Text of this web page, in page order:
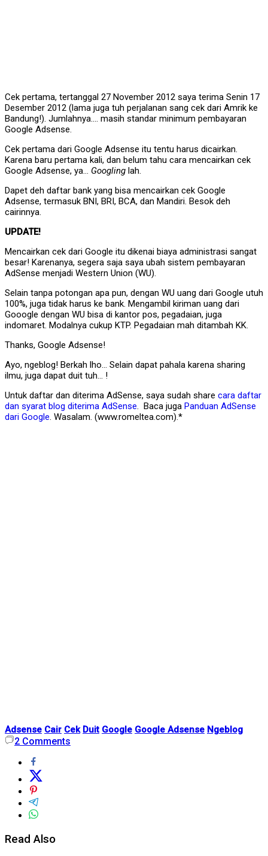
Cek pertama, tertanggal 27 November 2012 saya terima Senin 17
Desember 2012 (lama juga tuh perjalanan sang cek dari Amrik ke
Bandung!). Jumlahnya…. masih standar minimum pembayaran
Google Adsense.
Cek pertama dari Google Adsense itu tentu harus dicairkan.
Karena baru pertama kali, dan belum tahu cara mencairkan cek
Google Adsense, ya… Googling lah.
Dapet deh daftar bank yang bisa mencairkan cek Google
Adsense, termasuk BNI, BRI, BCA, dan Mandiri. Besok deh
cairinnya.
UPDATE!
Mencairkan cek dari Google itu dikenai biaya administrasi sangat
besar! Karenanya, segera saja saya ubah sistem pembayaran
AdSense menjadi Western Union (WU).
Selain tanpa potongan apa pun, dengan WU uang dari Google utuh
100%, juga tidak harus ke bank. Mengambil kiriman uang dari
Gooogle dengan WU bisa di kantor pos, pegadaian, juga
indomaret. Modalnya cukup KTP. Pegadaian mah ditambah KK.
Thanks, Google Adsense!
Ayo, ngeblog! Berkah lho… Selain dapat pahala karena sharing
ilmu, juga dapat duit tuh… !
Untuk daftar dan diterima AdSense, saya sudah share cara daftar
dan syarat blog diterima AdSense. Baca juga Panduan AdSense
dari Google. Wasalam. (www.romeltea.com).*
Adsense Cair Cek Duit Google Google Adsense Ngeblog
2 Comments
Read Also